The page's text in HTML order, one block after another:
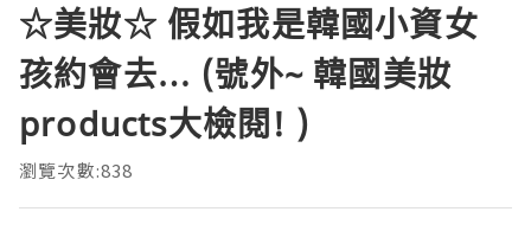
☆美妝☆ 假如我是韓國小資女
孩約會去… (號外~ 韓國美妝
products大檢閱! )
瀏覽次數:838